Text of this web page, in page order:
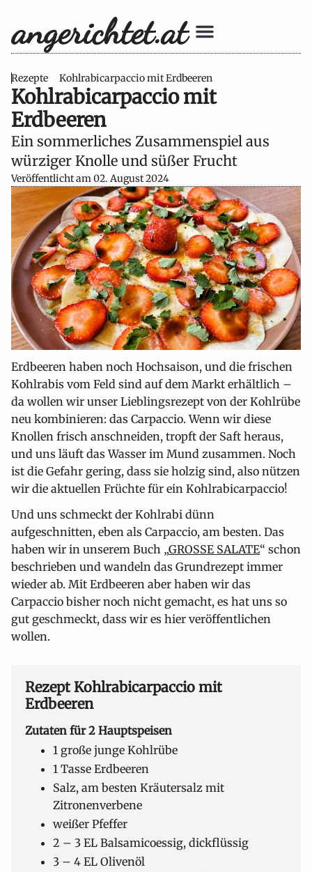
Rezepte Kohlrabicarpaccio mit Erdbeeren
Kohlrabicarpaccio mit
Erdbeeren
Ein sommerliches Zusammenspiel aus
würziger Knolle und süßer Frucht
Veröffentlicht am02. August 2024
Erdbeeren haben noch Hochsaison, und die frischen
Kohlrabis vom Feld sind auf dem Markt erhältlich –
da wollen wir unser Lieblingsrezept von der Kohlrübe
neu kombinieren: das Carpaccio. Wenn wir diese
Knollen frisch anschneiden, tropft der Saft heraus,
und uns läuft das Wasser im Mund zusammen. Noch
ist die Gefahr gering, dass sie holzig sind, also nützen
wir die aktuellen Früchte für ein Kohlrabicarpaccio!
Und uns schmeckt der Kohlrabi dünn
aufgeschnitten, eben als Carpaccio, am besten. Das
haben wir in unserem Buch „GROSSE SALATE“ schon
beschrieben und wandeln das Grundrezept immer
wieder ab. Mit Erdbeeren aber haben wir das
Carpaccio bisher noch nicht gemacht, es hat uns so
gut geschmeckt, dass wir es hier veröffentlichen
wollen.
Rezept Kohlrabicarpaccio mit
Erdbeeren
Zutaten für 2 Hauptspeisen
1 große junge Kohlrübe
1 Tasse Erdbeeren
Salz, am besten Kräutersalz mit
Zitronenverbene
weißer Pfeffer
2 – 3 EL Balsamicoessig, dickflüssig
3 – 4 EL Olivenöl